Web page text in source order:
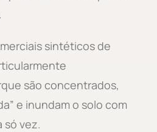
sintéticos de
são concentrados,
e inundam o solo com
só vez.